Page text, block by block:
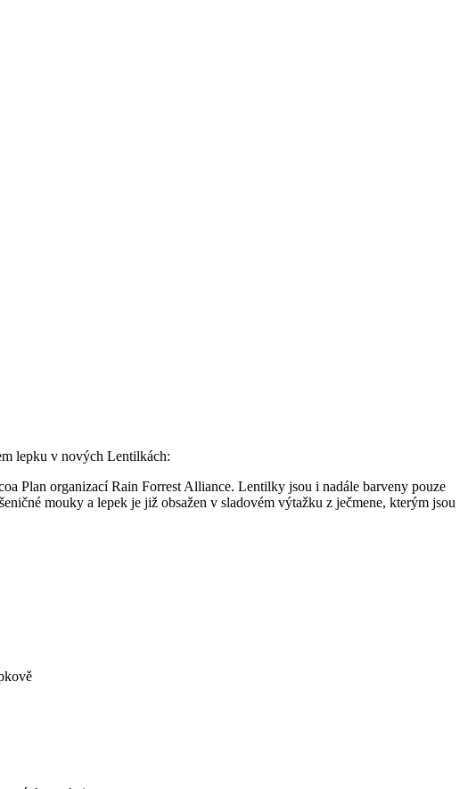
lepku v nových Lentilkách:
Plan organizací Rain Forrest Alliance. Lentilky jsou i nadále barveny pouze
mouky a lepek je již obsažen v sladovém výtažku z ječmene, kterým jsou